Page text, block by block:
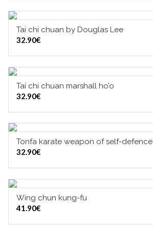
LISÄÄ OSTOSKORIIN
Tai chi chuan by Douglas Lee
32.90€
LISÄÄ OSTOSKORIIN
Tai chi chuan marshall ho’o
32.90€
LISÄÄ OSTOSKORIIN
Tonfa karate weapon of self-defence
32.90€
Wing chun kung-fu
41.90€